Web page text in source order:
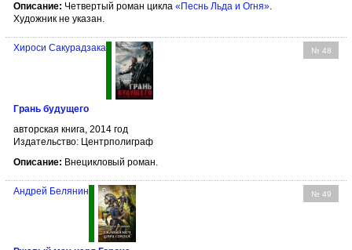
Описание: Четвертый роман цикла «Песнь Льда и Огня».
Художник не указан.
№ 48
Хироси Сакурадзака
Грань будущего
авторская книга, 2014 год
Издательство: Центрполиграф
Описание: Внецикловый роман.
№ 49
Андрей Белянин